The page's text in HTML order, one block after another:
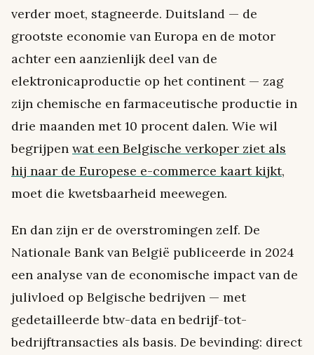
verder moet, stagneerde. Duitsland — de
grootste economie van Europa en de motor
achter een aanzienlijk deel van de
elektronicaproductie op het continent — zag
zijn chemische en farmaceutische productie in
drie maanden met 10 procent dalen. Wie wil
begrijpen wat een Belgische verkoper ziet als
hij naar de Europese e-commerce kaart kijkt,
moet die kwetsbaarheid meewegen.
En dan zijn er de overstromingen zelf. De
Nationale Bank van België publiceerde in 2024
een analyse van de economische impact van de
julivloed op Belgische bedrijven — met
gedetailleerde btw-data en bedrijf-tot-
bedrijftransacties als basis. De bevinding: direct